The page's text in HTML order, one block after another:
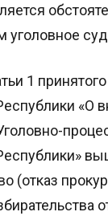
1
«О
(отказ